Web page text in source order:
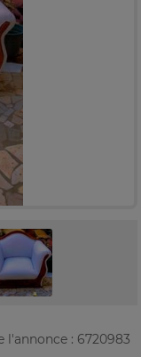
l'annonce : 6720983